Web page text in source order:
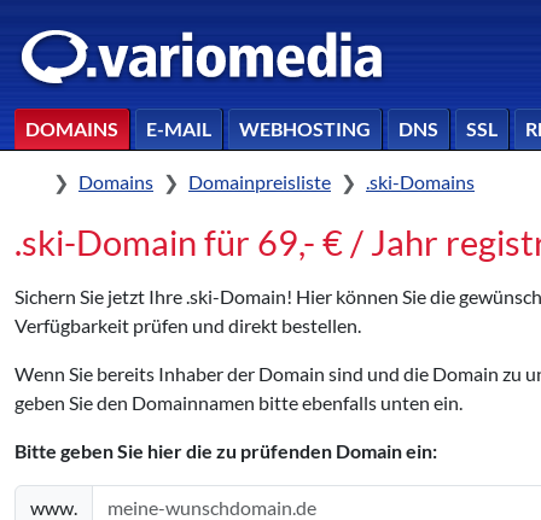
DOMAINS E-MAIL WEBHOSTING DNS SSL
HomeDomains Domainpreisliste .ski-Domains
.ski-Domain für 69,- € / Jahr
Sichern Sie jetzt Ihre .ski-Domain! Hier können Sie die
Verfügbarkeit prüfen und direkt bestellen.
Wenn Sie bereits Inhaber der Domain sind und die Domain zu
geben Sie den Domainnamen bitte ebenfalls unten ein.
Bitte geben Sie hier die zu prüfenden Domain ein:
www.